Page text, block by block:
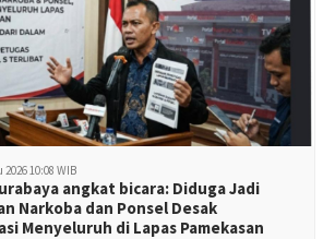
2026 10:08 WIB
angkat bicara: Diduga Jadi
Narkoba dan Ponsel Desak
Menyeluruh di Lapas Pamekasan